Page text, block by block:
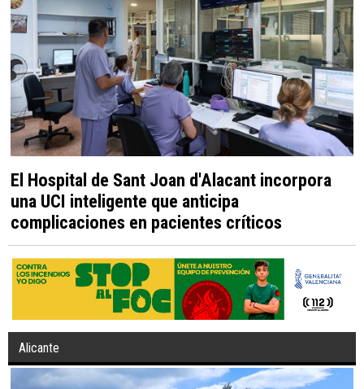
El Hospital de Sant Joan d'Alacant incorpora
una UCI inteligente que anticipa
complicaciones en pacientes críticos
Alicante